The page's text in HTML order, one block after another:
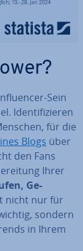
Sein
Iden­ti­fi­zie­ren
für die
Blogs über
den Fans
Ihrer
Ge­
nicht nur für
sondern
in Ihrem